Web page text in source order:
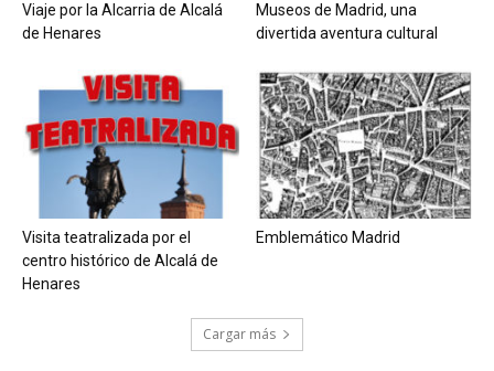
Viaje por la Alcarria de Alcalá
de Henares
Museos de Madrid, una
divertida aventura cultural
Visita teatralizada por el
centro histórico de Alcalá de
Henares
Emblemático Madrid
Cargar más